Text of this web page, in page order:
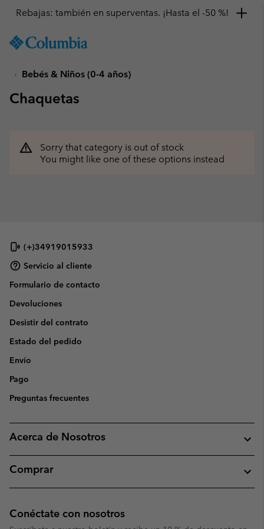
TO
SKIP
MAIN
NAV
TO
SEARCH
Rebajas: también en superventas. ¡Hasta el -50 %!
Bebés & Niños (0-4 años)
Chaquetas
Sorry that category is out of stock
You might like one of these options instead
(+)34919015933
Servicio al cliente
Formulario de contacto
Devoluciones
Desistir del contrato
Estado del pedido
Envío
Pago
Preguntas frecuentes
Acerca de Nosotros
Comprar
Conéctate con nosotros